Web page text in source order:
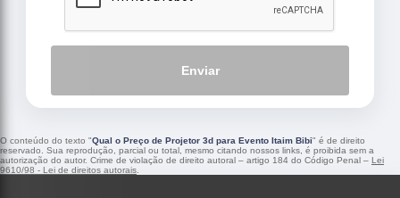
Enviar
O conteúdo do texto "Qual o Preço de Projetor 3d para Evento Itaim Bibi" é de direito
reservado. Sua reprodução, parcial ou total, mesmo citando nossos links, é proibida sem a
autorização do autor. Crime de violação de direito autoral – artigo 184 do Código Penal – Lei
9610/98 - Lei de direitos autorais